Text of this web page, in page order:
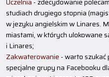
studiach drugiego stopnia
w jezyku angielskim w Linares.
miastami, w których ulokowane
i Linares;
Zakwaterowanie - warto szukać
specjalne grupy na Facebooku